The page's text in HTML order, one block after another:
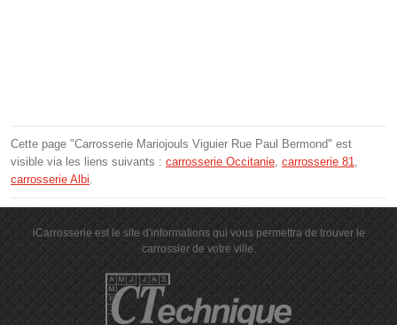
Cette page "Carrosserie Mariojouls Viguier Rue Paul Bermond" est
visible via les liens suivants : carrosserie Occitanie carrosserie 81
carrosserie Albi
iCarrosserie est le site d'informations qui vous permettra de trouver le
carrossier de votre ville.